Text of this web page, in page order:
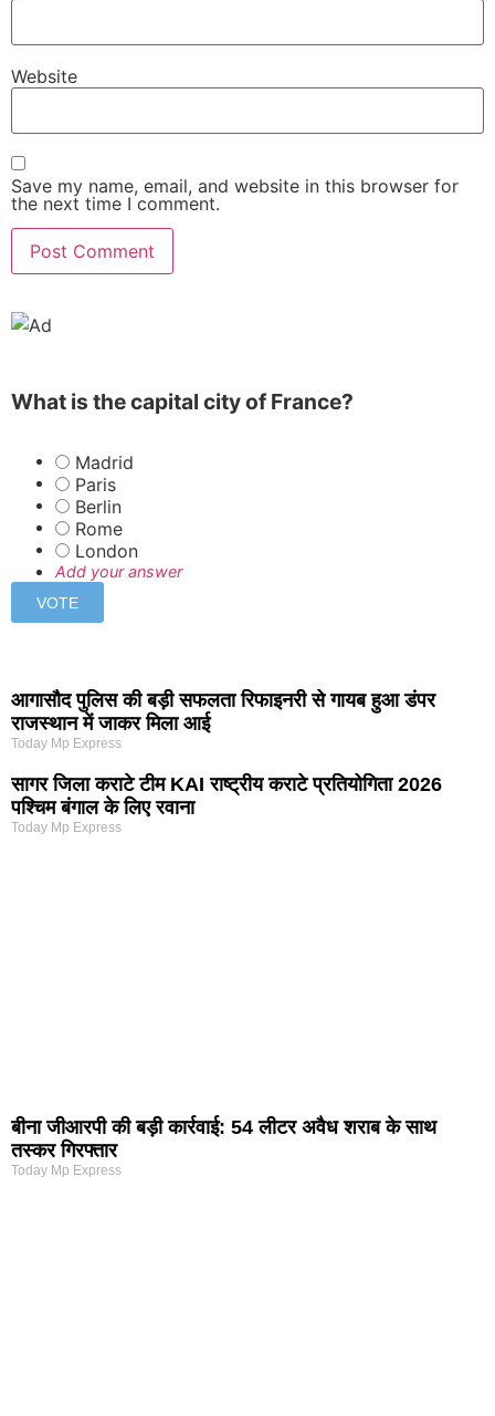
Website
Save my name, email, and website in this browser for
the next time I comment.
What is the capital city of France?
Madrid
Paris
Berlin
Rome
London
Add your answer
आगासौद पुलिस की बड़ी सफलता रिफाइनरी से गायब हुआ डंपर
राजस्थान में जाकर मिला आई
Today Mp Express
सागर जिला कराटे टीम KAI राष्ट्रीय कराटे प्रतियोगिता 2026
पश्चिम बंगाल के लिए रवाना
Today Mp Express
बीना जीआरपी की बड़ी कार्रवाई: 54 लीटर अवैध शराब के साथ
तस्कर गिरफ्तार
Today Mp Express